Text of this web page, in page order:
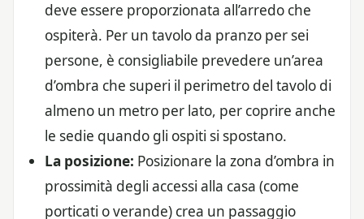
deve essere proporzionata all’arredo che
ospiterà. Per un tavolo da pranzo per sei
persone, è consigliabile prevedere un’area
d’ombra che superi il perimetro del tavolo di
almeno un metro per lato, per coprire anche
le sedie quando gli ospiti si spostano.
La posizione: Posizionare la zona d’ombra in
prossimità degli accessi alla casa (come
porticati o verande) crea un passaggio